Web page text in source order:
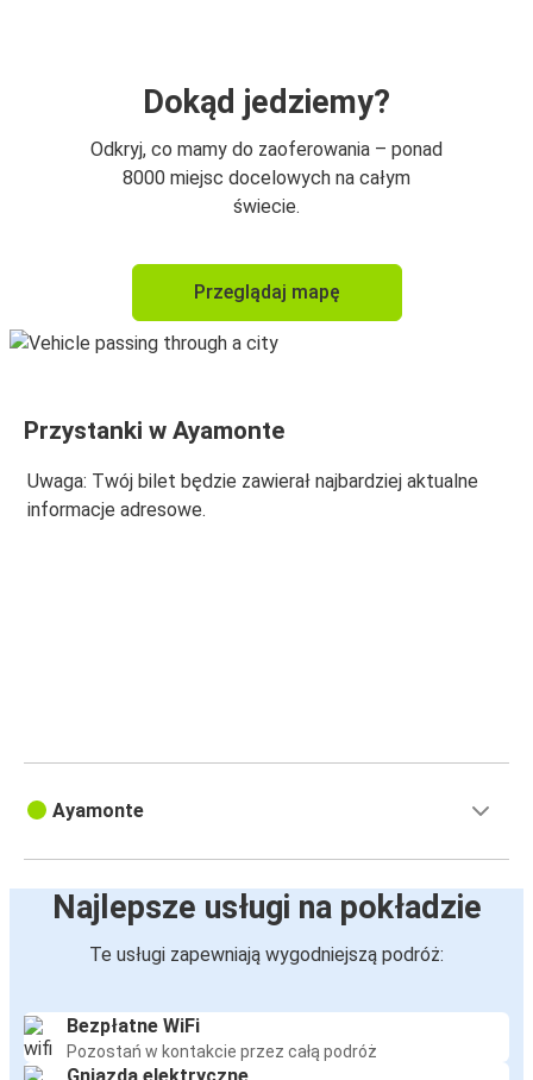
Dokąd jedziemy?
Odkryj, co mamy do zaoferowania – ponad
8000 miejsc docelowych na całym
świecie.
Przeglądaj mapę
Przystanki w Ayamonte
Uwaga: Twój bilet będzie zawierał najbardziej aktualne
informacje adresowe.
Ayamonte
Najlepsze usługi na pokładzie
Te usługi zapewniają wygodniejszą podróż:
Bezpłatne WiFi
Pozostań w kontakcie przez całą podróż